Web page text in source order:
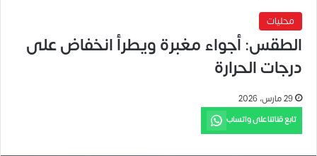
محليات
الطقس: أجواء مغبرة ويطرأ انخفاض على
درجات الحرارة
29 مارس، 2026
تابع قناتنا على واتساب